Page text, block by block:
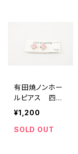
有田焼ノンホー
ルピアス 四
葉 ピンク×ゴ
ールド
¥1,200
SOLD OUT